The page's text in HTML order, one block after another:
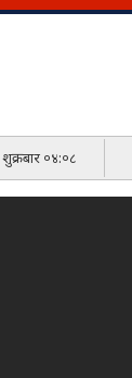
शुक्रबार ०४:०८